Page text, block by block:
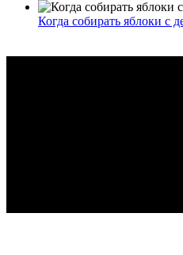
Когда собирать яблоки с